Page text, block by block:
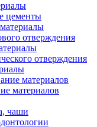
цементы
отверждения
отверждения
материалов
чаши